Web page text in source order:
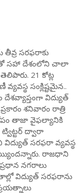
తీవ్ర సరఫరాకు
సహా దేశంలోని చాలా
21 కోట్ల
సంక్లిష్టమైన..
దేశవ్యాప్తంగా విద్యుత్
శనివారం రాత్రి
తాజా వైఫల్యానికి
ద్వారా
విద్యుత్ సరఫరా వ్యవస్థ
రాజధాని
నగరాలు
విద్యుత్ సరఫరాను